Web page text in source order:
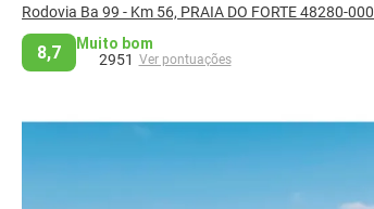
Rodovia Ba 99 - Km 56, PRAIA DO FORTE 48280-000
8,7
Muito bom
2951 Ver pontuações